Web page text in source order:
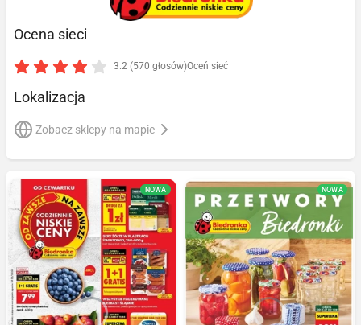
Ocena sieci
3.2 (570 głosów)Oceń sieć
Lokalizacja
Zobacz sklepy na mapie
NOWA NOWA